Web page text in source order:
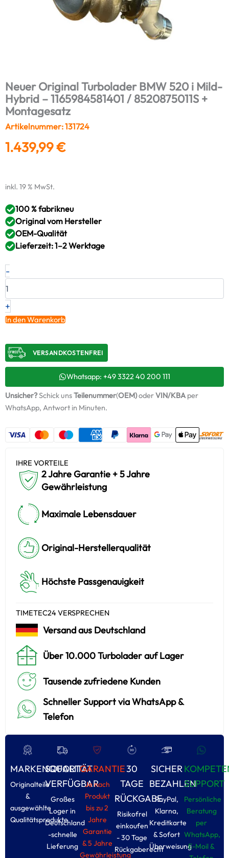
Neuer Original Turbolader BMW 520 i Mild-
Hybrid – 1165984581401 / 8520875011S +
Montagesatz
Artikelnummer: 131724
1.439,99€
inkl. 19 % MwSt.
100 % fabrikneu
Original vom Hersteller
OEM-Qualität
Lieferzeit: 1–2 Werktage
-
Neuer
Original
520
i
Mild-
–
1165984581401
/
+
Montagesatz
Menge
+
In den Warenkorb
VERSANDKOSTENFREI​
Whatsapp: +49 3322 40 200 111
Unsicher?Schick unsTeilenummer(OEM)oderVIN/KBAper
WhatsApp, Antwort in Minuten.
IHRE VORTEILE
2 Jahre Garantie + 5 Jahre
Gewährleistung
Maximale Lebensdauer
Original-Herstellerqualität
Höchste Passgenauigkeit
TIMETEC24 VERSPRECHEN
Versand aus Deutschland
Über 10.000 Turbolader auf Lager
Tausende zufriedene Kunden
Schneller Support via WhatsApp &
Telefon
MARKENQUALITÄT
Originalteile
&
ausgewählte
Qualitätsprodukte
SOFORT
VERFÜGBAR
Großes
Loger in
Deutschland
-schnelle
Lieferung
GARANTIE
Je nach
Produkt
bis zu 2
Jahre
Garantie
& 5 Jahre
Gewährleistung
30
TAGE
RÜCKGABE
Risikofrel
einkoufen
- 30 Tage
Rückgaberecht
SICHER
BEZAHLEN
PayPal,
Klarna,
Kreditkarte
& Sofort
Überweisung
SUPPORT
Persönliche
Beratung
per
WhatsApp,
E-Moil &